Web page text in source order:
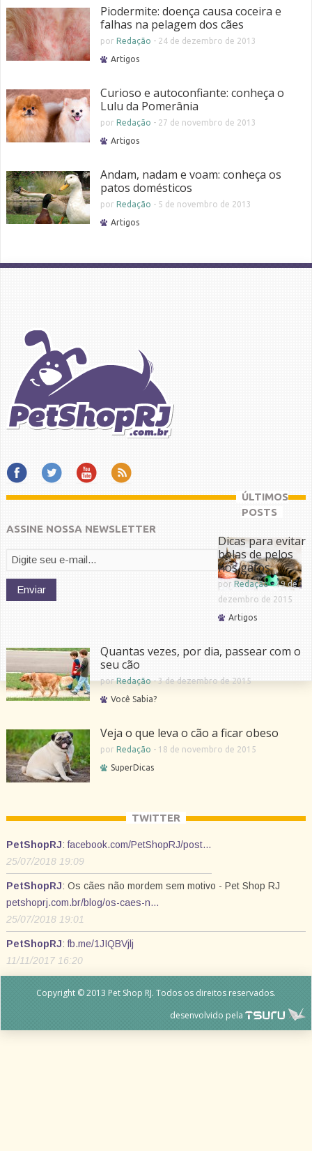
Piodermite: doença causa coceira e
falhas na pelagem dos cães
por Redação - 24 de dezembro de 2013
Artigos
Curioso e autoconfiante: conheça o
Lulu da Pomerânia
por Redação - 27 de novembro de 2013
Artigos
Andam, nadam e voam: conheça os
patos domésticos
por Redação - 5 de novembro de 2013
Artigos
ASSINE NOSSA NEWSLETTER
ÚLTIMOS
POSTS
Dicas para evitar
bolas de pelos
nos gatos
por Redação-19 de
dezembro de 2015
Artigos
Quantas vezes, por dia, passear com o
seu cão
porRedação-3 de dezembro de 2015
Você Sabia?
Veja o que leva o cão a ficar obeso
por Redação - 18 de novembro de 2015
SuperDicas
TWITTER
PetShopRJ:facebook.com/PetShopRJ/post…
25/07/2018 19:09
PetShopRJ: Os cães não mordem sem motivo - Pet Shop RJ
petshoprj.com.br/blog/os-caes-n…
25/07/2018 19:01
PetShopRJ:fb.me/1JIQBVjlj
11/11/2017 16:20
Copyright © 2013 Pet Shop RJ. Todos os direitos reservados.
desenvolvido pela